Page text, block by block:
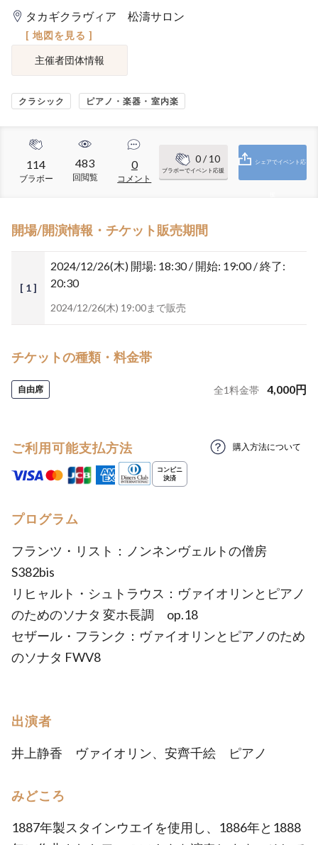
タカギクラヴィア 松濤サロン
[ 地図を見る ]
主催者団体情報
クラシック ピアノ・楽器・室内楽
114
ブラボー
483
回閲覧
0
コメント
0/ 10
ブラボーでイベント応援
シェアでイベント応
開場/開演情報・チケット販売期間
[ 1 ]
2024/12/26(木) 開場: 18:30 / 開始: 19:00 / 終了:
20:30
2024/12/26(木) 19:00まで販売
チケットの種類・料金帯
自由席 全1料金帯 4,000円
ご利用可能支払方法 購入方法について
プログラム
フランツ・リスト：ノンネンヴェルトの僧房
S382bis
リヒャルト・シュトラウス：ヴァイオリンとピアノ
のためのソナタ 変ホ長調 op.18
セザール・フランク：ヴァイオリンとピアノのため
のソナタ FWV8
出演者
井上静香 ヴァイオリン、安齊千絵 ピアノ
みどころ
1887年製スタインウエイを使用し、1886年と1888